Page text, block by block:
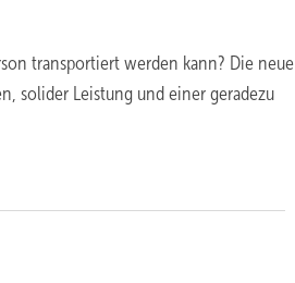
transportiert werden kann? Die neue
solider Leistung und einer geradezu